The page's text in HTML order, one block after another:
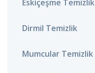
Eskiçeşme Temizlik
Dirmil Temizlik
Mumcular Temizlik